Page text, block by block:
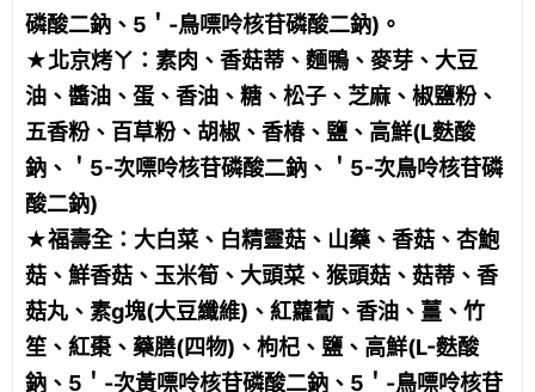
磷酸二鈉、5＇-鳥嘌呤核苷磷酸二鈉)。
★北京烤ㄚ：素肉、香菇蒂、麵鴨、麥芽、大豆
油、醬油、蛋、香油、糖、松子、芝麻、椒鹽粉、
五香粉、百草粉、胡椒、香椿、鹽、高鮮(L麩酸
鈉、＇5-次嘌呤核苷磷酸二鈉、＇5-次鳥呤核苷磷
酸二鈉)
★福壽全：大白菜、白精靈菇、山藥、香菇、杏鮑
菇、鮮香菇、玉米筍、大頭菜、猴頭菇、菇蒂、香
菇丸、素g塊(大豆纖維)、紅蘿蔔、香油、薑、竹
笙、紅棗、藥膳(四物)、枸杞、鹽、高鮮(L-麩酸
鈉、5＇-次黃嘌呤核苷磷酸二鈉、5＇-鳥嘌呤核苷